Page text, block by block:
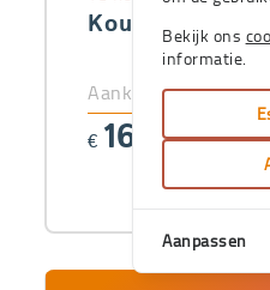
Aankoopprijs
€ 16 ,56
Bekijk ons
informatie.
Aanpassen